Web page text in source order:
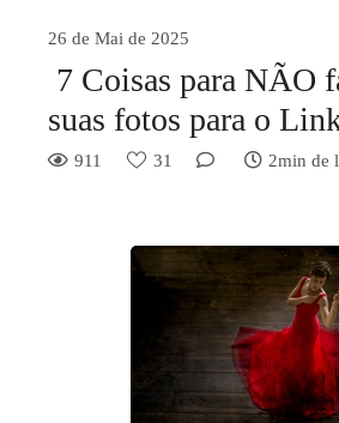
26 de Mai de 2025
7 Coisas para NÃO
suas fotos para o
911 31 2min de